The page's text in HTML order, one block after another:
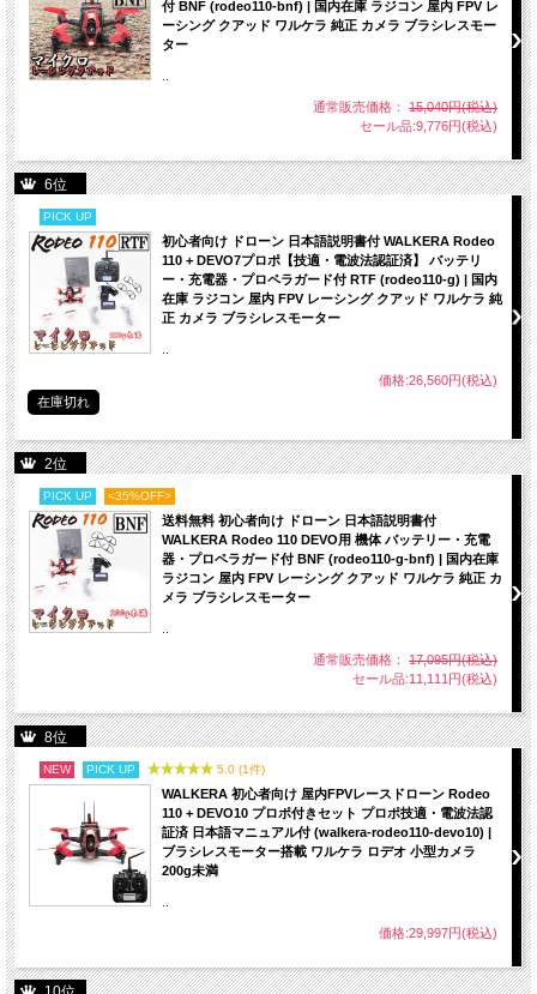
頻度の自動検索プロセスは2.5秒です。
周波数自動検索が終了すると、ビープ音が2回鳴り 、対応するドローンのバンドに
ジャンプします。
・電源のオン/オフ
と、通常の起動後に画面が点灯します。
・バンド+
デフォルトモード、バンド+オプションA、B、E、F、R、Lサイクル選択のための
短押し。
・探す
デフォルトモード、電源を入れた後、「S」ボタンを短く押してスイープインター
「S」ボタンを1秒間押し続けると、周波数の自動検索が開始されます。
デフォルトモード、CH 1～8サイクルの短押し。
パッケージ
・1 *BETAFPV VR02FPVゴーグル
・1 *調整可能なヘッドバンド
付 BNF (rodeo110-bnf) | 国内在庫 ラジコン 屋内 FPV レ
ーシング クアッド ワルケラ 純正 カメラ ブラシレスモー
ター
通常販売価格： 15,040円(税込)
セール品:9,776円(税込)
6位
PICK UP
初心者向け ドローン 日本語説明書付 WALKERA Rodeo
110 + DEVO7プロポ【技適・電波法認証済】 バッテリ
ー・充電器・プロペラガード付 RTF (rodeo110-g) | 国内
在庫 ラジコン 屋内 FPV レーシング クアッド ワルケラ 純
正 カメラ ブラシレスモーター
価格:26,560円(税込)
在庫切れ
2位
PICK UP <35%OFF>
送料無料 初心者向け ドローン 日本語説明書付
WALKERA Rodeo 110 DEVO用 機体 バッテリー・充電
器・プロペラガード付 BNF (rodeo110-g-bnf) | 国内在庫
ラジコン 屋内 FPV レーシング クアッド ワルケラ 純正 カ
メラ ブラシレスモーター
通常販売価格： 17,095円(税込)
セール品:11,111円(税込)
8位
NEW PICK UP 5.0 (1件)
WALKERA 初心者向け 屋内FPVレースドローン Rodeo
110 + DEVO10 プロポ付きセット プロポ技適・電波法認
証済 日本語マニュアル付 (walkera-rodeo110-devo10) |
ブラシレスモーター搭載 ワルケラ ロデオ 小型カメラ
200g未満
価格:29,997円(税込)